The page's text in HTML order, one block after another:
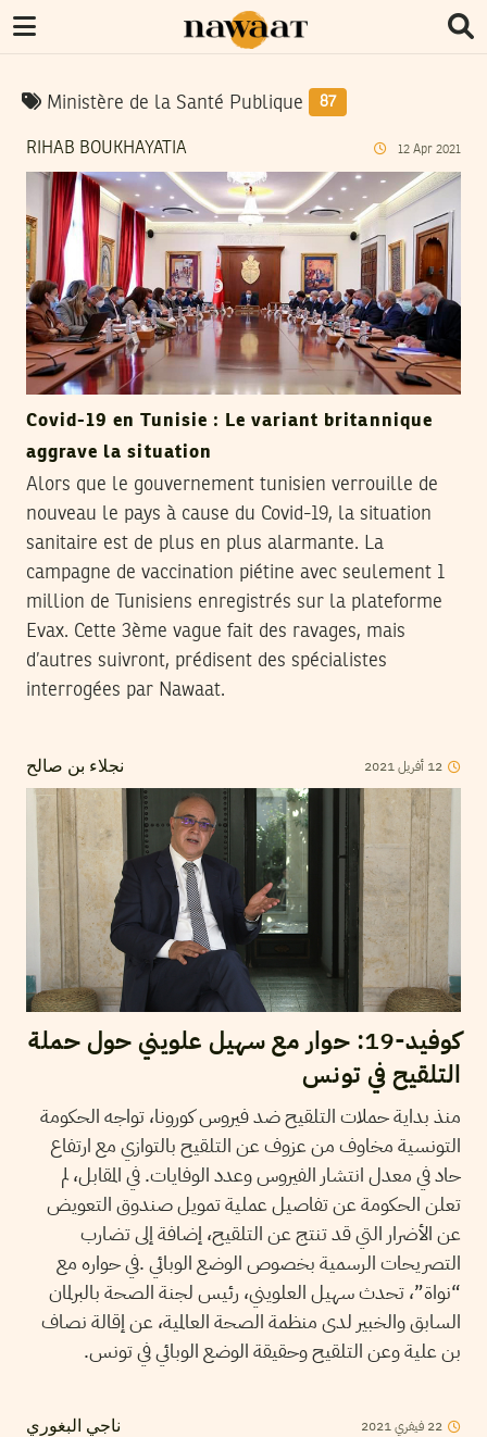
Ministère de la Santé Publique 87
RIHAB BOUKHAYATIA 12 Apr 2021
Covid-19 en Tunisie : Le variant britannique
aggrave la situation
Alors que le gouvernement tunisien verrouille de
nouveau le pays à cause du Covid-19, la situation
sanitaire est de plus en plus alarmante. La
campagne de vaccination piétine avec seulement 1
million de Tunisiens enregistrés sur la plateforme
Evax. Cette 3ème vague fait des ravages, mais
d’autres suivront, prédisent des spécialistes
interrogées par Nawaat.
نجلاء بن صالح 12 أفريل2021
كوفيد-19: حوار مع سهيل علويني حول حملة
التلقيح في تونس
منذ بداية حملات التلقيح ضد فيروس كورونا، تواجه الحكومة
التونسية مخاوف من عزوف عن التلقيح بالتوازي مع ارتفاع
حاد في معدل انتشار الفيروس وعدد الوفايات. في المقابل، لم
تعلن الحكومة عن تفاصيل عملية تمويل صندوق التعويض
عن الأضرار التي قد تنتج عن التلقيح، إضافة إلى تضارب
التصريحات الرسمية بخصوص الوضع الوبائي .في حواره مع
“نواة”، تحدث سهيل العلويني، رئيس لجنة الصحة بالبرلمان
السابق والخبير لدى منظمة الصحة العالمية، عن إقالة نصاف
بن علية وعن التلقيح وحقيقة الوضع الوبائي في تونس.
ناجي البغوري 22 فيفري2021